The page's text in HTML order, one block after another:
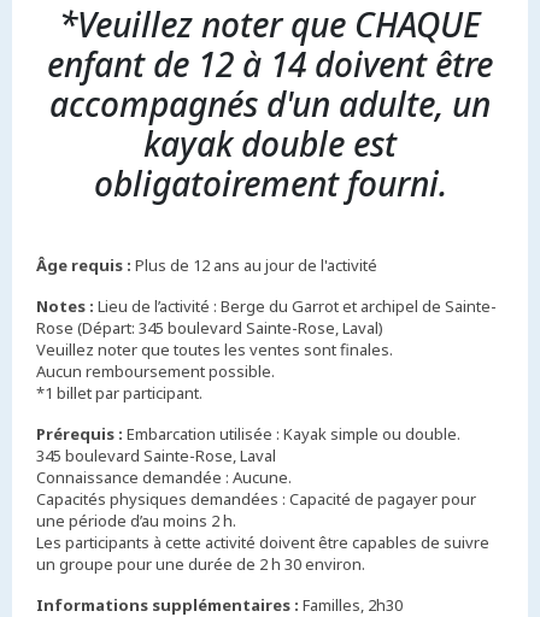
*Veuillez noter que CHAQUE
enfant de 12 à 14 doivent être
accompagnés d'un adulte, un
kayak double est
obligatoirement fourni.
Âge requis : Plus de 12 ans au jour de l'activité
Notes : Lieu de l’activité : Berge du Garrot et archipel de Sainte-
Rose (Départ: 345 boulevard Sainte-Rose, Laval)
Veuillez noter que toutes les ventes sont finales.
Aucun remboursement possible.
*1 billet par participant.
Prérequis : Embarcation utilisée : Kayak simple ou double.
345 boulevard Sainte-Rose, Laval
Connaissance demandée : Aucune.
Capacités physiques demandées : Capacité de pagayer pour
une période d’au moins 2 h.
Les participants à cette activité doivent être capables de suivre
un groupe pour une durée de 2 h 30 environ.
Informations supplémentaires : Familles, 2h30